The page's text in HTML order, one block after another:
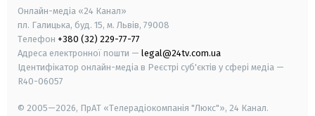
Онлайн-медіа «24 Канал»
пл. Галицька, буд. 15, м. Львів, 79008
Телефон +380 (32) 229-77-77
Адреса електронної пошти — legal@24tv.com.ua
Ідентифікатор онлайн-медіа в Реєстрі суб'єктів у сфері медіа —
R40-06057
© 2005—2026, ПрАТ «Телерадіокомпанія "Люкс"», 24 Канал.